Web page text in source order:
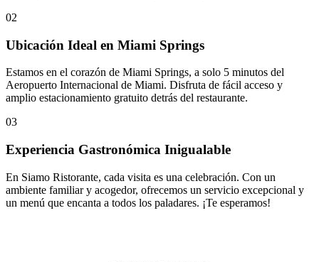
02
Ubicación Ideal en Miami Springs
Estamos en el corazón de Miami Springs, a solo 5 minutos del
Aeropuerto Internacional de Miami. Disfruta de fácil acceso y
amplio estacionamiento gratuito detrás del restaurante.
03
Experiencia Gastronómica Inigualable
En Siamo Ristorante, cada visita es una celebración. Con un
ambiente familiar y acogedor, ofrecemos un servicio excepcional y
un menú que encanta a todos los paladares. ¡Te esperamos!